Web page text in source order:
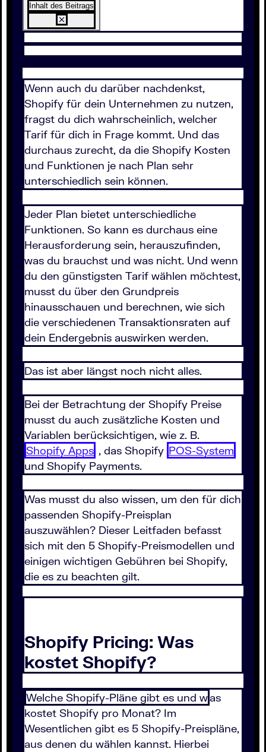
Inhalt des Beitrags
Wenn auch du darüber nachdenkst,
Shopify für dein Unternehmen zu nutzen,
fragst du dich wahrscheinlich, welcher
Tarif für dich in Frage kommt. Und das
durchaus zurecht, da die Shopify Kosten
und Funktionen je nach Plan sehr
unterschiedlich sein können.
Jeder Plan bietet unterschiedliche
Funktionen. So kann es durchaus eine
Herausforderung sein, herauszufinden,
was du brauchst und was nicht. Und wenn
du den günstigsten Tarif wählen möchtest,
musst du über den Grundpreis
hinausschauen und berechnen, wie sich
die verschiedenen Transaktionsraten auf
dein Endergebnis auswirken werden.
Das ist aber längst noch nicht alles.
Bei der Betrachtung der Shopify Preise
musst du auch zusätzliche Kosten und
Variablen berücksichtigen, wie z. B.
Shopify Apps , das Shopify POS-System
und Shopify Payments.
Was musst du also wissen, um den für dich
passenden Shopify-Preisplan
auszuwählen? Dieser Leitfaden befasst
sich mit den 5 Shopify-Preismodellen und
einigen wichtigen Gebühren bei Shopify,
die es zu beachten gilt.
Shopify Pricing: Was
kostet Shopify?
Welche Shopify-Pläne gibt es und was
kostet Shopify pro Monat? Im
Wesentlichen gibt es 5 Shopify-Preispläne,
aus denen du wählen kannst. Hierbei